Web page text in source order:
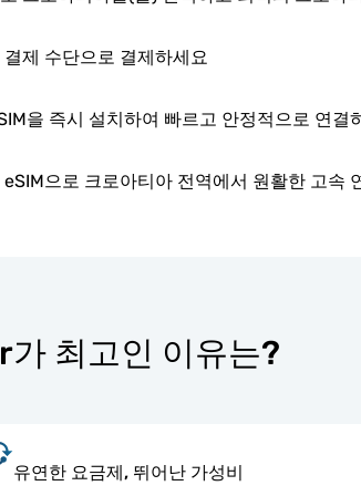
제 수단으로 결제하세요
을 즉시 설치하여 빠르고 안정적으로 연결
으로 크로아티아 전역에서 원활한 고속
최고인 이유는?
유연한 요금제, 뛰어난 가성비